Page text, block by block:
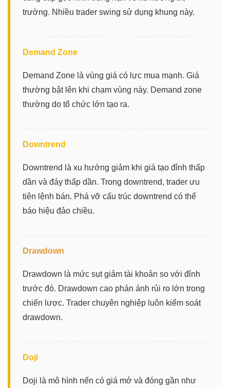
trường. Nhiều trader swing sử dụng khung này.
Demand Zone
Demand Zone là vùng giá có lực mua mạnh. Giá
thường bật lên khi chạm vùng này. Demand zone
thường do tổ chức lớn tạo ra.
Downtrend
Downtrend là xu hướng giảm khi giá tạo đỉnh thấp
dần và đáy thấp dần. Trong downtrend, trader ưu
tiên lệnh bán. Phá vỡ cấu trúc downtrend có thể
báo hiệu đảo chiều.
Drawdown
Drawdown là mức sụt giảm tài khoản so với đỉnh
trước đó. Drawdown cao phản ánh rủi ro lớn trong
chiến lược. Trader chuyên nghiệp luôn kiểm soát
drawdown.
Doji
Doji là mô hình nến có giá mở và đóng gần như